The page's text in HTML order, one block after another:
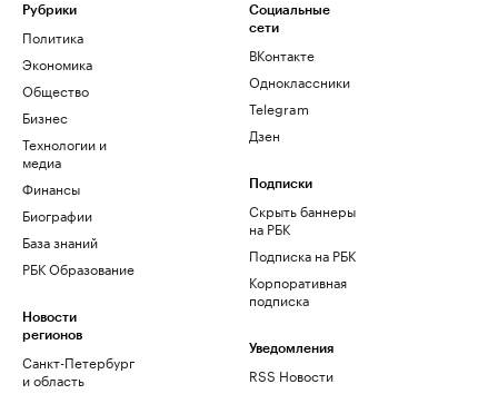
Рубрики
Политика
Экономика
Общество
Бизнес
Технологии и
медиа
Финансы
Биографии
База знаний
РБК Образование
Новости
регионов
Санкт-Петербург
и область
Социальные
сети
ВКонтакте
Одноклассники
Telegram
Дзен
Подписки
Скрыть баннеры
на РБК
Подписка на РБК
Корпоративная
подписка
Уведомления
RSS Новости